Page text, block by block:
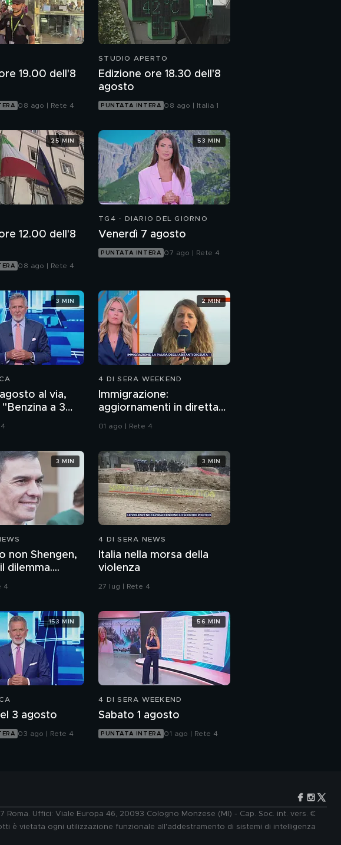
19.00 dell'8
08 ago | Rete 4
STUDIO APERTO
Edizione ore 18.30 dell'8
agosto
PUNTATA INTERA 08 ago | Italia 1
12.00 dell'8
08 ago | Rete 4
25 MIN
TG4 - DIARIO DEL GIORNO
Venerdì 7 agosto
PUNTATA INTERA 07 ago | Rete 4
53 MIN
al via,
a 3
lo escludo"
3 MIN
4 DI SERA WEEKEND
Immigrazione:
aggiornamenti in diretta
da Ceuta
01 ago | Rete 4
2 MIN
non Shengen,
dilemma....
4
3 MIN
4 DI SERA NEWS
Italia nella morsa della
violenza
27 lug | Rete 4
3 MIN
3 agosto
03 ago | Rete 4
153 MIN
4 DI SERA WEEKEND
Sabato 1 agosto
PUNTATA INTERA 01 ago | Rete 4
56 MIN
Roma. Uffici: Viale Europa 46, 20093 Cologno Monzese (MI) - Cap. Soc. int. vers. €
è vietata ogni utilizzazione funzionale all'addestramento di sistemi di intelligenza